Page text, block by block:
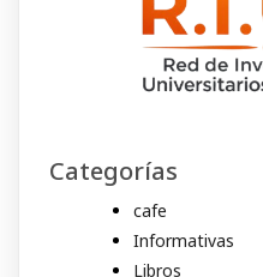
Categorías
cafe
Informativas
Libros